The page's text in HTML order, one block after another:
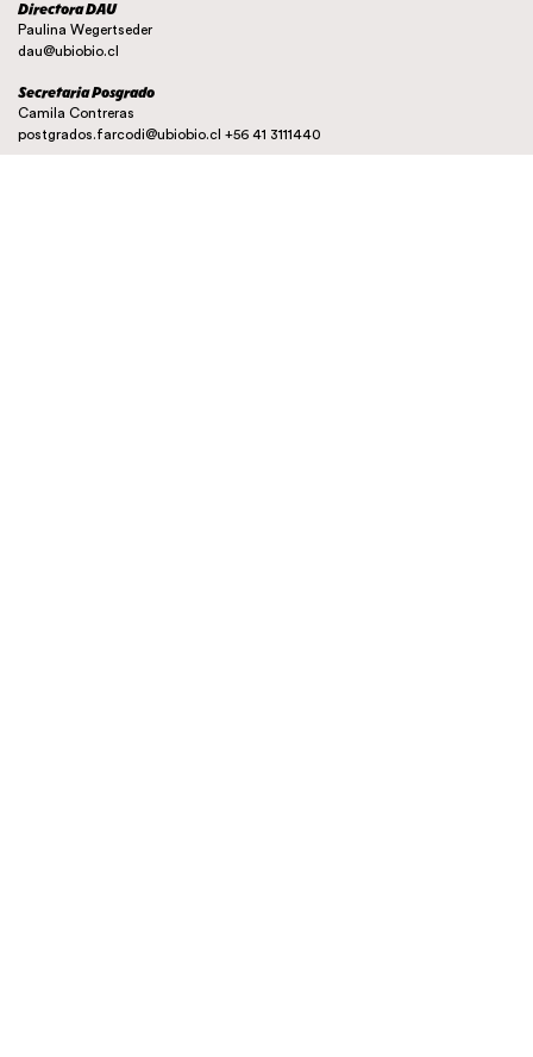
Directora DAU
Paulina Wegertseder
dau@ubiobio.cl
Secretaria Posgrado
Camila Contreras
postgrados.farcodi@ubiobio.cl +56 41 3111440